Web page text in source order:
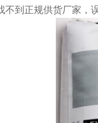
到正规供货厂家，